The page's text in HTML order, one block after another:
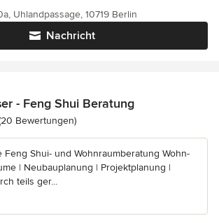
Nachricht
Uhlandpassage, 10719 Berlin
- Feng Shui Beratung
5 von 5 Sternen
Bewertungen)
Feng Shui- und Wohnraumberatung Wohn-
| Neubauplanung | Projektplanung |
teils ger...